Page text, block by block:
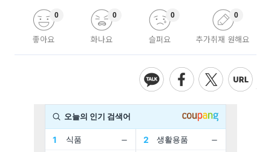
좋아요
0
화나요
0
슬퍼요
0
추가취재 원해요
0